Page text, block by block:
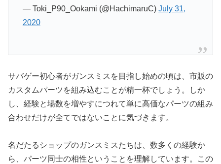
— Toki_P90_Ookami (@HachimaruC) July 31,
2020
サバゲー初心者がガンスミスを目指し始めの頃は、市販の
カスタムパーツを組み込むことが精一杯でしょう。しか
し、経験と場数を増やすにつれて単に高価なパーツの組み
合わせだけが全てではないことに気づきます。
名だたるショップのガンスミスたちは、数多くの経験か
ら、パーツ同士の相性ということを理解しています。この